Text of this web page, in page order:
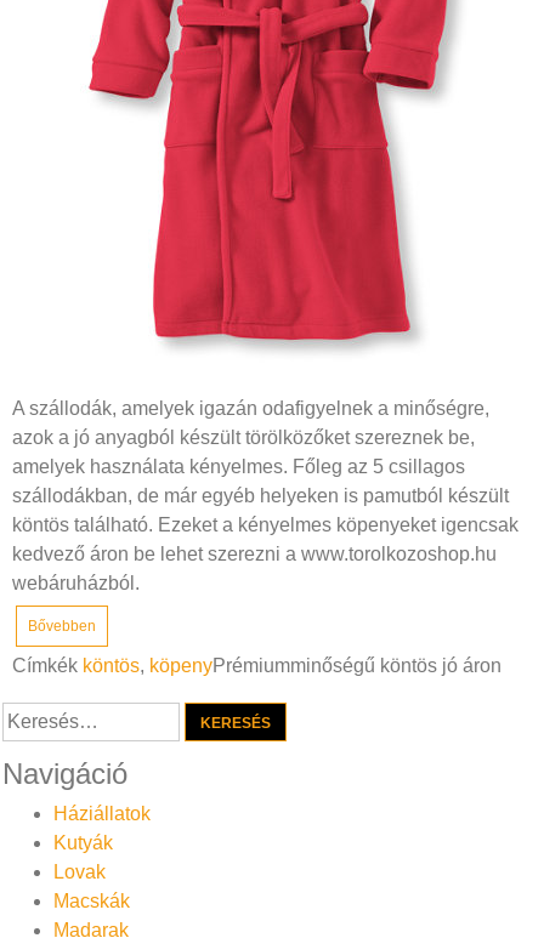
A szállodák, amelyek igazán odafigyelnek a minőségre,
azok a jó anyagból készült törölközőket szereznek be,
amelyek használata kényelmes. Főleg az 5 csillagos
szállodákban, de már egyéb helyeken is pamutból készült
köntös található. Ezeket a kényelmes köpenyeket igencsak
kedvező áron be lehet szerezni a www.torolkozoshop.hu
webáruházból.
Bővebben
Címkék köntös, köpenyPrémiumminőségű köntös jó áron
Keresés:
Navigáció
Háziállatok
Kutyák
Lovak
Macskák
Madarak